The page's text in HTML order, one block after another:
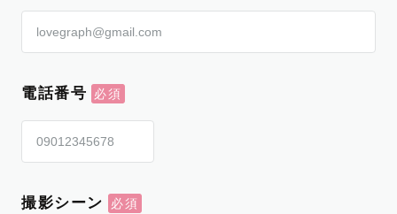
電話番号
撮影シーン